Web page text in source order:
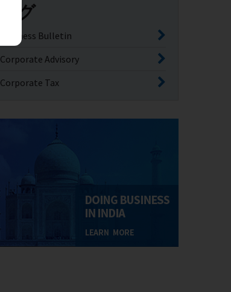
タグ
Business Bulletin
Corporate Advisory
Corporate Tax